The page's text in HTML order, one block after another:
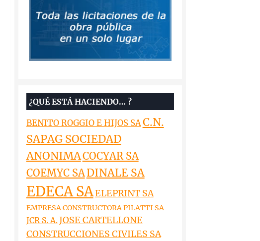
¿QUÉ ESTÁ HACIENDO… ?
BENITO ROGGIO E HIJOS SAC.N.
SAPAG SOCIEDAD
ANONIMACOCYAR SA
COEMYC SADINALE SA
EDECA SAELEPRINT SA
EMPRESA CONSTRUCTORA PILATTI SA
JCR S. A.JOSE CARTELLONE
CONSTRUCCIONES CIVILES SA